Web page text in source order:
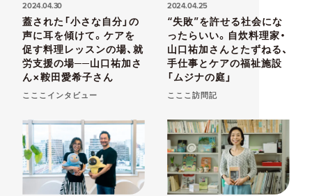
2024.04.30
蓋された「小さな自分」の
声に耳を傾けて。ケアを
促す料理レッスンの場、就
労支援の場──山口祐加さ
ん×鞍田愛希子さん
こここインタビュー
2024.04.25
“失敗”を許せる社会にな
ったらいい。自炊料理家・
山口祐加さんとたずねる、
手仕事とケアの福祉施設
「ムジナの庭」
こここ訪問記